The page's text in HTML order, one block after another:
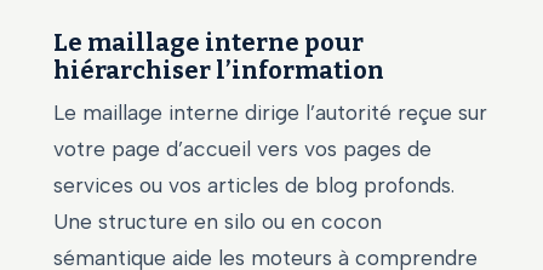
Le maillage interne pour
hiérarchiser l’information
Le maillage interne dirige l’autorité reçue sur
votre page d’accueil vers vos pages de
services ou vos articles de blog profonds.
Une structure en silo ou en cocon
sémantique aide les moteurs à comprendre